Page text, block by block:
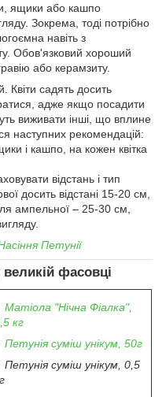
ящики або кашпо
Зокрема, тоді потрібно
навіть з
Обов'язковий хороший
або керамзиту.
Квіти садять досить
адже якщо посадити
виживати інші, що вплине
наступних рекомендацій:
і кашпо, на кожен квітка
відстань і тип
досить відстані 15-20 см,
ампельної – 25-30 см,
Петунії
великій фасовці
Матіола "Нічна Фіалка",
кг
Петунія суміш унікум, 50г
Петунія суміш унікум, 0,5